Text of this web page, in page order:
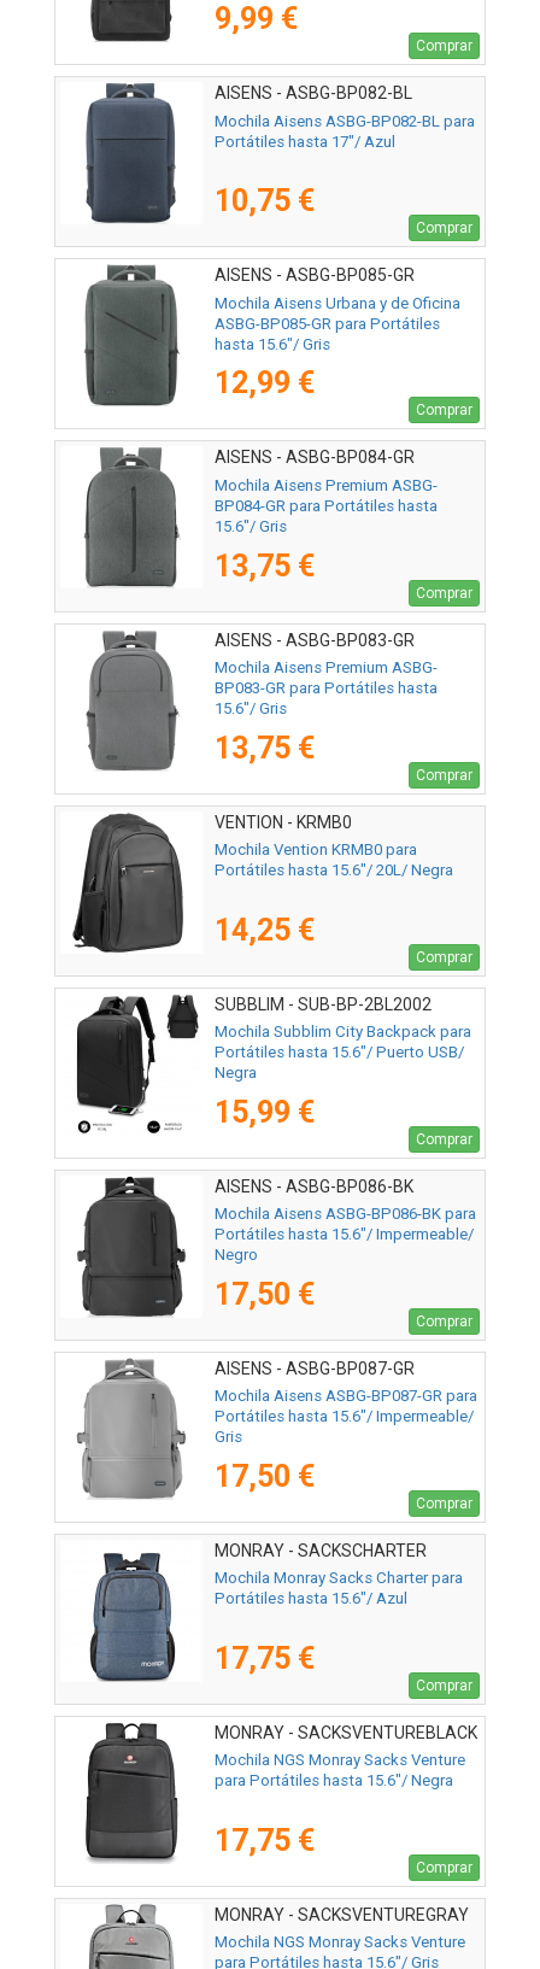
9,99 €
Comprar
AISENS - ASBG-BP082-BL
Mochila Aisens ASBG-BP082-BL para
Portátiles hasta 17"/ Azul
10,75 €
Comprar
AISENS - ASBG-BP085-GR
Mochila Aisens Urbana y de Oficina
ASBG-BP085-GR para Portátiles
hasta 15.6"/ Gris
12,99 €
Comprar
AISENS - ASBG-BP084-GR
Mochila Aisens Premium ASBG-
BP084-GR para Portátiles hasta
15.6"/ Gris
13,75 €
Comprar
AISENS - ASBG-BP083-GR
Mochila Aisens Premium ASBG-
BP083-GR para Portátiles hasta
15.6"/ Gris
13,75 €
Comprar
VENTION - KRMB0
Mochila Vention KRMB0 para
Portátiles hasta 15.6"/ 20L/ Negra
14,25 €
Comprar
SUBBLIM - SUB-BP-2BL2002
Mochila Subblim City Backpack para
Portátiles hasta 15.6"/ Puerto USB/
Negra
15,99 €
Comprar
AISENS - ASBG-BP086-BK
Mochila Aisens ASBG-BP086-BK para
Portátiles hasta 15.6"/ Impermeable/
Negro
17,50 €
Comprar
AISENS - ASBG-BP087-GR
Mochila Aisens ASBG-BP087-GR para
Portátiles hasta 15.6"/ Impermeable/
Gris
17,50 €
Comprar
MONRAY - SACKSCHARTER
Mochila Monray Sacks Charter para
Portátiles hasta 15.6"/ Azul
17,75 €
Comprar
MONRAY - SACKSVENTUREBLACK
Mochila NGS Monray Sacks Venture
para Portátiles hasta 15.6"/ Negra
17,75 €
Comprar
MONRAY - SACKSVENTUREGRAY
Mochila NGS Monray Sacks Venture
para Portátiles hasta 15.6"/ Gris